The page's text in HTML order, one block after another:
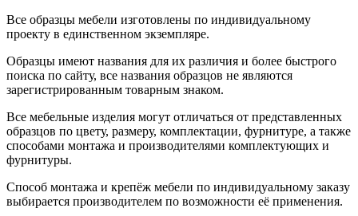
Все образцы мебели изготовлены по индивидуальному
проекту в единственном экземпляре.
Образцы имеют названия для их различия и более быстрого
поиска по сайту, все названия образцов не являются
зарегистрированным товарным знаком.
Все мебельные изделия могут отличаться от представленных
образцов по цвету, размеру, комплектации, фурнитуре, а также
способами монтажа и производителями комплектующих и
фурнитуры.
Способ монтажа и крепёж мебели по индивидуальному заказу
выбирается производителем по возможности её применения.